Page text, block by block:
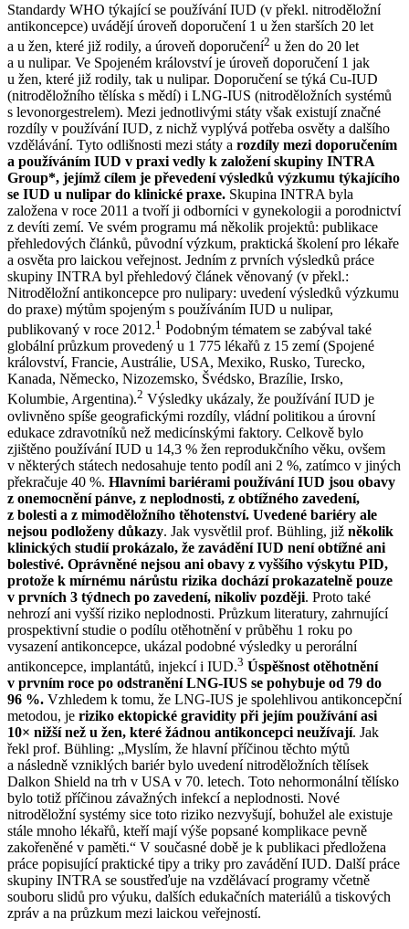
Standardy WHO týkající se používání IUD (v překl. nitroděložní
antikoncepce) uvádějí úroveň doporučení 1 u žen starších 20 let
a u žen, které již rodily, a úroveň doporučení2 u žen do 20 let
a u nulipar. Ve Spojeném království je úroveň doporučení 1 jak
u žen, které již rodily, tak u nulipar. Doporučení se týká Cu-IUD
(nitroděložního tělíska s mědí) i LNG-IUS (nitroděložních systémů
s levonorgestrelem). Mezi jednotlivými státy však existují značné
rozdíly v používání IUD, z nichž vyplývá potřeba osvěty a dalšího
vzdělávání. Tyto odlišnosti mezi státy a rozdíly mezi doporučením
a používáním IUD v praxi vedly k založení skupiny INTRA
Group*, jejímž cílem je převedení výsledků výzkumu týkajícího
se IUD u nulipar do klinické praxe. Skupina INTRA byla
založena v roce 2011 a tvoří ji odborníci v gynekologii a porodnictví
z devíti zemí. Ve svém programu má několik projektů: publikace
přehledových článků, původní výzkum, praktická školení pro lékaře
a osvěta pro laickou veřejnost. Jedním z prvních výsledků práce
skupiny INTRA byl přehledový článek věnovaný (v překl.:
Nitroděložní antikoncepce pro nulipary: uvedení výsledků výzkumu
do praxe) mýtům spojeným s používáním IUD u nulipar,
publikovaný v roce 2012.1 Podobným tématem se zabýval také
globální průzkum provedený u 1 775 lékařů z 15 zemí (Spojené
království, Francie, Austrálie, USA, Mexiko, Rusko, Turecko,
Kanada, Německo, Nizozemsko, Švédsko, Brazílie, Irsko,
Kolumbie, Argentina).2 Výsledky ukázaly, že používání IUD je
ovlivněno spíše geografickými rozdíly, vládní politikou a úrovní
edukace zdravotníků než medicínskými faktory. Celkově bylo
zjištěno používání IUD u 14,3 % žen reprodukčního věku, ovšem
v některých státech nedosahuje tento podíl ani 2 %, zatímco v jiných
překračuje 40 %. Hlavními bariérami používání IUD jsou obavy
z onemocnění pánve, z neplodnosti, z obtížného zavedení,
z bolesti a z mimoděložního těhotenství. Uvedené bariéry ale
nejsou podloženy důkazy. Jak vysvětlil prof. Bühling, již několik
klinických studií prokázalo, že zavádění IUD není obtížné ani
bolestivé. Oprávněné nejsou ani obavy z vyššího výskytu PID,
protože k mírnému nárůstu rizika dochází prokazatelně pouze
v prvních 3 týdnech po zavedení, nikoliv později. Proto také
nehrozí ani vyšší riziko neplodnosti. Průzkum literatury, zahrnující
prospektivní studie o podílu otěhotnění v průběhu 1 roku po
vysazení antikoncepce, ukázal podobné výsledky u perorální
antikoncepce, implantátů, injekcí i IUD.3 Úspěšnost otěhotnění
v prvním roce po odstranění LNG-IUS se pohybuje od 79 do
96 %. Vzhledem k tomu, že LNG-IUS je spolehlivou antikoncepční
metodou, je riziko ektopické gravidity při jejím používání asi
10× nižší než u žen, které žádnou antikoncepci neužívají. Jak
řekl prof. Bühling: „Myslím, že hlavní příčinou těchto mýtů
a následně vzniklých bariér bylo uvedení nitroděložních tělísek
Dalkon Shield na trh v USA v 70. letech. Toto nehormonální tělísko
bylo totiž příčinou závažných infekcí a neplodnosti. Nové
nitroděložní systémy sice toto riziko nezvyšují, bohužel ale existuje
stále mnoho lékařů, kteří mají výše popsané komplikace pevně
zakořeněné v paměti.“ V současné době je k publikaci předložena
práce popisující praktické tipy a triky pro zavádění IUD. Další práce
skupiny INTRA se soustřeďuje na vzdělávací programy včetně
souboru slidů pro výuku, dalších edukačních materiálů a tiskových
zpráv a na průzkum mezi laickou veřejností.